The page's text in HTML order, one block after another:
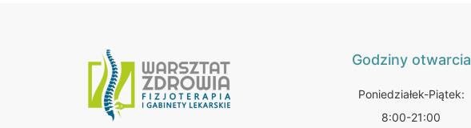
Godziny otwarcia
Poniedziałek-Piątek:
8:00-21:00